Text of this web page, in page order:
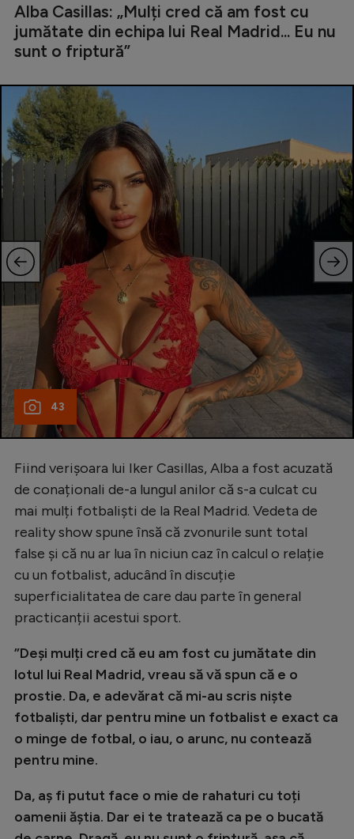
Alba Casillas: „Mulți cred că am fost cu
jumătate din echipa lui Real Madrid... Eu nu
sunt o friptură”
43
Fiind verișoara lui Iker Casillas, Alba a fost acuzată
de conaționali de-a lungul anilor că s-a culcat cu
mai mulți fotbaliști de la Real Madrid. Vedeta de
reality show spune însă că zvonurile sunt total
false și că nu ar lua în niciun caz în calcul o relație
cu un fotbalist, aducând în discuție
superficialitatea de care dau parte în general
practicanții acestui sport.
”Deși mulți cred că eu am fost cu jumătate din
lotul lui Real Madrid, vreau să vă spun că e o
prostie. Da, e adevărat că mi-au scris niște
fotbaliști, dar pentru mine un fotbalist e exact ca
o minge de fotbal, o iau, o arunc, nu contează
pentru mine.
Da, aș fi putut face o mie de rahaturi cu toți
oamenii ăștia. Dar ei te tratează ca pe o bucată